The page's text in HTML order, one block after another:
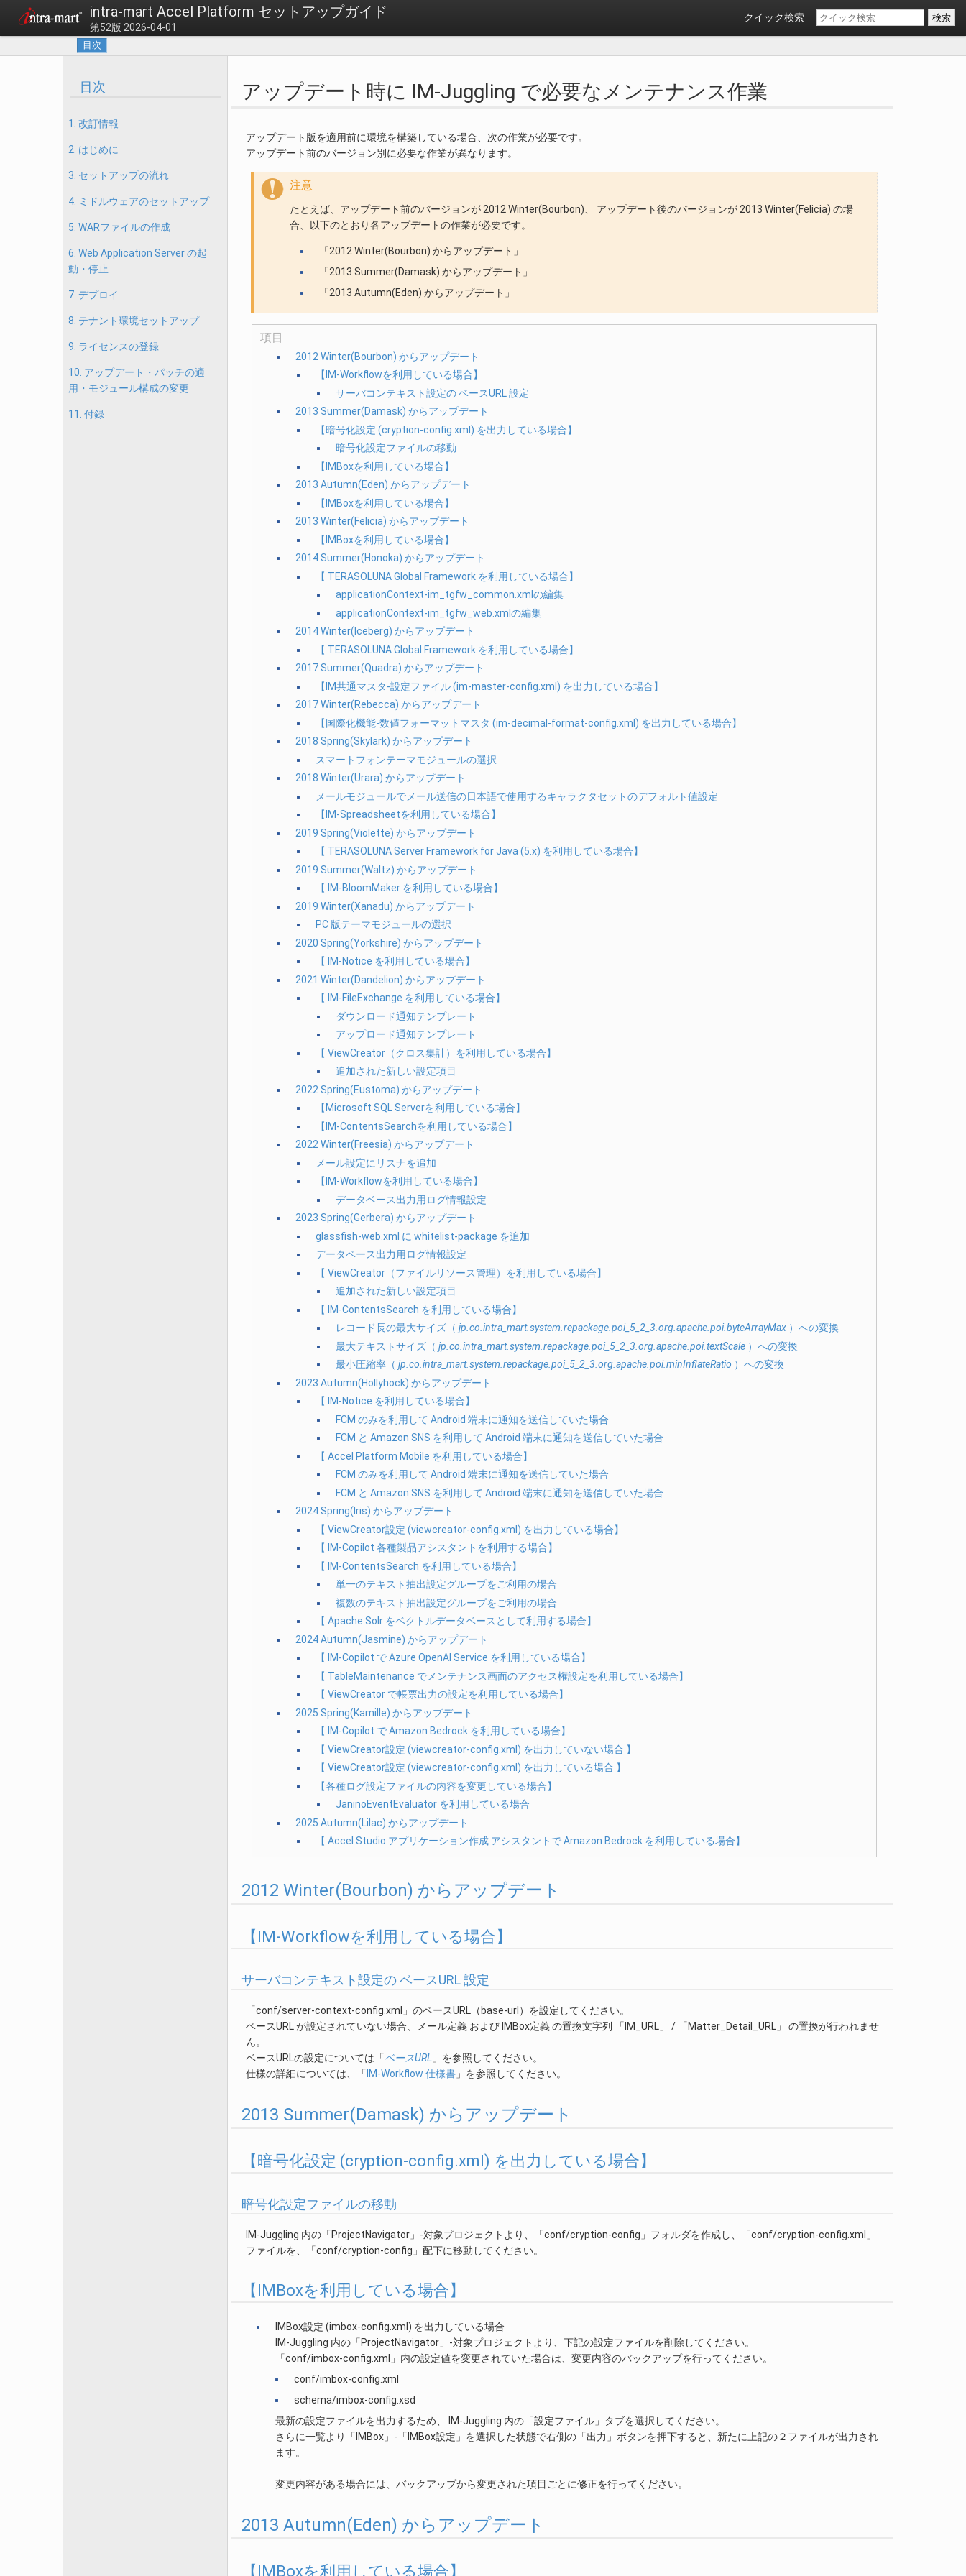
intra-mart Accel Platform セットアップガイド
第52版 2026-04-01
クイック検索
目次
目次
1. 改訂情報
2. はじめに
3. セットアップの流れ
4. ミドルウェアのセットアップ
5. WARファイルの作成
6. Web Application Server の起
動・停止
7. デプロイ
8. テナント環境セットアップ
9. ライセンスの登録
10. アップデート・パッチの適
用・モジュール構成の変更
11. 付録
アップデート時に IM-Juggling で必要なメンテナンス作業
アップデート版を適用前に環境を構築している場合、次の作業が必要です。
アップデート前のバージョン別に必要な作業が異なります。
注意
たとえば、アップデート前のバージョンが 2012 Winter(Bourbon)、 アップデート後のバージョンが 2013 Winter(Felicia) の場
合、以下のとおり各アップデートの作業が必要です。
「2012 Winter(Bourbon) からアップデート」
「2013 Summer(Damask) からアップデート」
「2013 Autumn(Eden) からアップデート」
項目
2012 Winter(Bourbon) からアップデート
【IM-Workflowを利用している場合】
サーバコンテキスト設定の ベースURL 設定
2013 Summer(Damask) からアップデート
【暗号化設定 (cryption-config.xml) を出力している場合】
暗号化設定ファイルの移動
【IMBoxを利用している場合】
2013 Autumn(Eden) からアップデート
【IMBoxを利用している場合】
2013 Winter(Felicia) からアップデート
【IMBoxを利用している場合】
2014 Summer(Honoka) からアップデート
【 TERASOLUNA Global Framework を利用している場合】
applicationContext-im_tgfw_common.xmlの編集
applicationContext-im_tgfw_web.xmlの編集
2014 Winter(Iceberg) からアップデート
【 TERASOLUNA Global Framework を利用している場合】
2017 Summer(Quadra) からアップデート
【IM共通マスタ-設定ファイル (im-master-config.xml) を出力している場合】
2017 Winter(Rebecca) からアップデート
【国際化機能-数値フォーマットマスタ (im-decimal-format-config.xml) を出力している場合】
2018 Spring(Skylark) からアップデート
スマートフォンテーマモジュールの選択
2018 Winter(Urara) からアップデート
メールモジュールでメール送信の日本語で使用するキャラクタセットのデフォルト値設定
【IM-Spreadsheetを利用している場合】
2019 Spring(Violette) からアップデート
【 TERASOLUNA Server Framework for Java (5.x) を利用している場合】
2019 Summer(Waltz) からアップデート
【 IM-BloomMaker を利用している場合】
2019 Winter(Xanadu) からアップデート
PC 版テーマモジュールの選択
2020 Spring(Yorkshire) からアップデート
【 IM-Notice を利用している場合】
2021 Winter(Dandelion) からアップデート
【 IM-FileExchange を利用している場合】
ダウンロード通知テンプレート
アップロード通知テンプレート
【 ViewCreator（クロス集計）を利用している場合】
追加された新しい設定項目
2022 Spring(Eustoma) からアップデート
【Microsoft SQL Serverを利用している場合】
【IM-ContentsSearchを利用している場合】
2022 Winter(Freesia) からアップデート
メール設定にリスナを追加
【IM-Workflowを利用している場合】
データベース出力用ログ情報設定
2023 Spring(Gerbera) からアップデート
glassfish-web.xml に whitelist-package を追加
データベース出力用ログ情報設定
【 ViewCreator（ファイルリソース管理）を利用している場合】
追加された新しい設定項目
【 IM-ContentsSearch を利用している場合】
レコード長の最大サイズ（ jp.co.intra_mart.system.repackage.poi_5_2_3.org.apache.poi.byteArrayMax）への変換
最大テキストサイズ（ jp.co.intra_mart.system.repackage.poi_5_2_3.org.apache.poi.textScale）への変換
最小圧縮率（ jp.co.intra_mart.system.repackage.poi_5_2_3.org.apache.poi.minInflateRatio ）への変換
2023 Autumn(Hollyhock) からアップデート
【 IM-Notice を利用している場合】
FCM のみを利用して Android 端末に通知を送信していた場合
FCM と Amazon SNS を利用して Android 端末に通知を送信していた場合
【 Accel Platform Mobile を利用している場合】
FCM のみを利用して Android 端末に通知を送信していた場合
FCM と Amazon SNS を利用して Android 端末に通知を送信していた場合
2024 Spring(Iris) からアップデート
【 ViewCreator設定 (viewcreator-config.xml) を出力している場合】
【 IM-Copilot 各種製品アシスタントを利用する場合】
【 IM-ContentsSearch を利用している場合】
単一のテキスト抽出設定グループをご利用の場合
複数のテキスト抽出設定グループをご利用の場合
【 Apache Solr をベクトルデータベースとして利用する場合】
2024 Autumn(Jasmine) からアップデート
【 IM-Copilot で Azure OpenAI Service を利用している場合】
【 TableMaintenance でメンテナンス画面のアクセス権設定を利用している場合】
【 ViewCreator で帳票出力の設定を利用している場合】
2025 Spring(Kamille) からアップデート
【 IM-Copilot で Amazon Bedrock を利用している場合】
【 ViewCreator設定 (viewcreator-config.xml) を出力していない場合 】
【 ViewCreator設定 (viewcreator-config.xml) を出力している場合 】
【各種ログ設定ファイルの内容を変更している場合】
JaninoEventEvaluator を利用している場合
2025 Autumn(Lilac) からアップデート
【 Accel Studio アプリケーション作成 アシスタントで Amazon Bedrock を利用している場合】
2012 Winter(Bourbon) からアップデート
【IM-Workflowを利用している場合】
サーバコンテキスト設定の ベースURL 設定
「conf/server-context-config.xml」のベースURL（base-url）を設定してください。
ベースURL が設定されていない場合、メール定義 および IMBox定義 の置換文字列 「IM_URL」 / 「Matter_Detail_URL」 の置換が行われませ
ん。
ベースURLの設定については「ベースURL 」を参照してください。
仕様の詳細については、「IM-Workflow 仕様書 」を参照してください。
2013 Summer(Damask) からアップデート
【暗号化設定 (cryption-config.xml) を出力している場合】
暗号化設定ファイルの移動
IM-Juggling 内の「ProjectNavigator」-対象プロジェクトより、「conf/cryption-config」フォルダを作成し、「conf/cryption-config.xml」
ファイルを、「conf/cryption-config」配下に移動してください。
【IMBoxを利用している場合】
IMBox設定 (imbox-config.xml) を出力している場合
IM-Juggling 内の「ProjectNavigator」-対象プロジェクトより、下記の設定ファイルを削除してください。
「conf/imbox-config.xml」内の設定値を変更されていた場合は、変更内容のバックアップを行ってください。
conf/imbox-config.xml
schema/imbox-config.xsd
最新の設定ファイルを出力するため、 IM-Juggling 内の「設定ファイル」タブを選択してください。
さらに一覧より「IMBox」-「IMBox設定」を選択した状態で右側の「出力」ボタンを押下すると、新たに上記の２ファイルが出力され
ます。
変更内容がある場合には、バックアップから変更された項目ごとに修正を行ってください。
2013 Autumn(Eden) からアップデート
【IMBoxを利用している場合】